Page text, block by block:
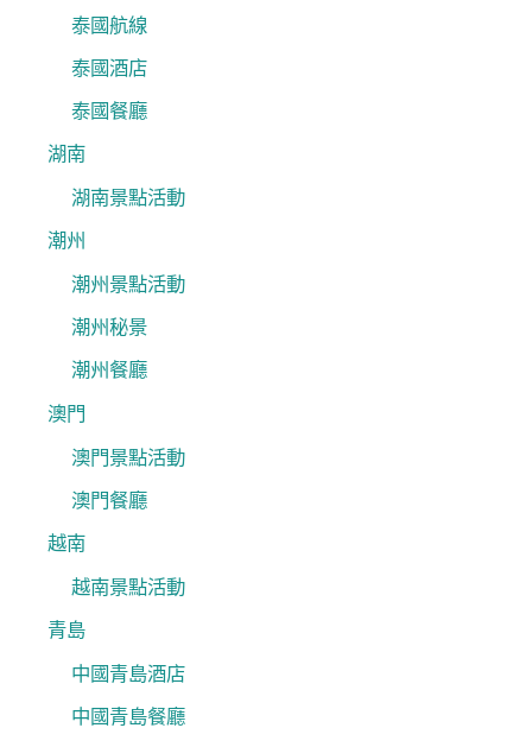
泰國航線
泰國酒店
泰國餐廳
湖南
湖南景點活動
潮州
潮州景點活動
潮州秘景
潮州餐廳
澳門
澳門景點活動
澳門餐廳
越南
越南景點活動
青島
中國青島酒店
中國青島餐廳